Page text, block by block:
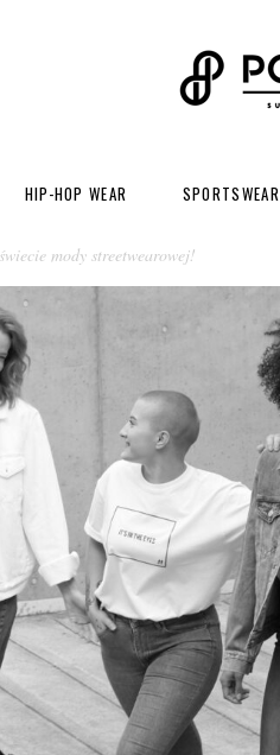
HIP-HOP WEAR SPORTSWEAR
mody streetwearowej!